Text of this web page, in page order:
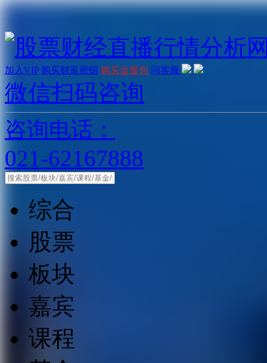
加入VIP 购买财富密钥 购买金股包 问客服
微信扫码咨询
咨询电话：
021-62167888
综合
股票
板块
嘉宾
课程